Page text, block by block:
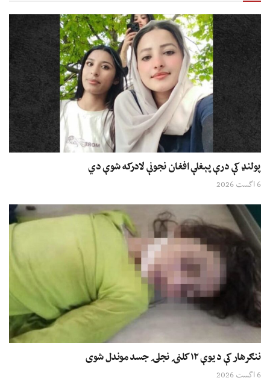
پولنډ کې درې پېغلې افغان نجونې لادرکه شوې دي
6 اگست 2026
ننګرهار کې د یوې ۱۲ کلنۍ نجلۍ جسد موندل شوی